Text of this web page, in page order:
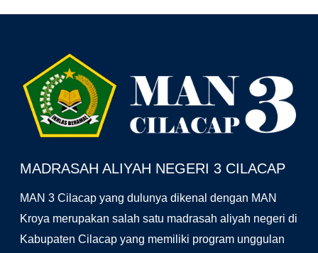
MADRASAH ALIYAH NEGERI 3 CILACAP
MAN 3 Cilacap yang dulunya dikenal dengan MAN
Kroya merupakan salah satu madrasah aliyah negeri di
Kabupaten Cilacap yang memiliki program unggulan
Facebook
YouTube
Instagram